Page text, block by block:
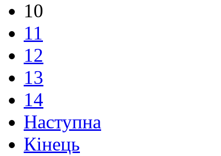
10
11
12
13
14
Наступна
Кінець